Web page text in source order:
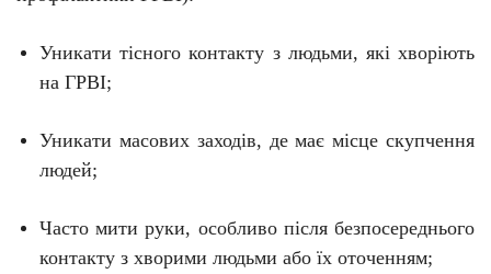
Уникати тісного контакту з людьми, які хворіють
на ГРВІ;
Уникати масових заходів, де має місце скупчення
людей;
Часто мити руки, особливо після безпосереднього
контакту з хворими людьми або їх оточенням;